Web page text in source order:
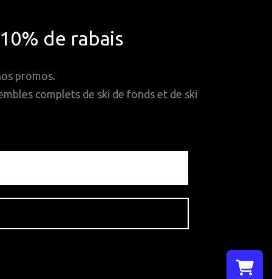
de rabais
promos.
complets de ski de fonds et de ski